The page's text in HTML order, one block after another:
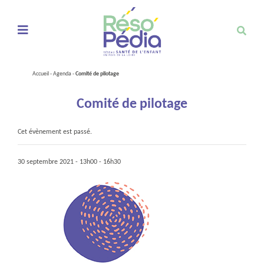
Ouvrir le menu de navigation mobile
Accueil - Agenda - Comité de pilotage
Comité de pilotage
Cet évènement est passé.
30 septembre 2021 - 13h00 - 16h30